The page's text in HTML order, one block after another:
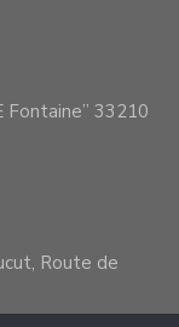
Fontaine” 33210
Route de